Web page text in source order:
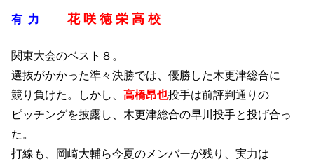
有 力 花 咲 徳 栄 高 校
関東大会のベスト８。
選抜がかかった準々決勝では、優勝した木更津総合に
競り負けた。しかし、 高橋昂也投手は前評判通りの
ピッチングを披露し、木更津総合の早川投手と投げ合っ
た。
打線も、岡崎大輔ら今夏のメンバーが残り、実力は